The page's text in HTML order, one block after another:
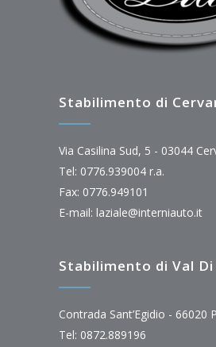
Stabilimento di
Via Casilina Sud, 5 - 03044
Tel: 0776.939004 r.a.
Fax: 0776.949101
E-mail: laziale@interniauto.it
Stabilimento di Val Di
Contrada Sant’Egidio - 66020
Tel: 0872.889196